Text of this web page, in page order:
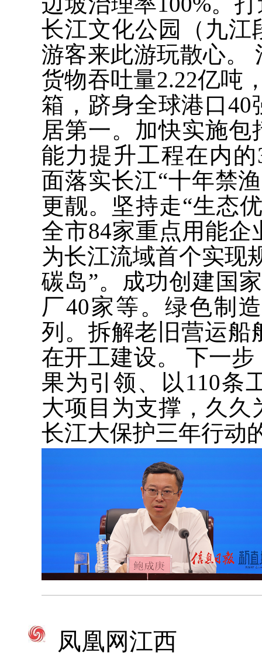
长江文化公园（九江
游客来此游玩散心。
货物吞吐量2.22亿吨
箱，跻身全球港口
居第一。加快实施
能力提升工程在内
面落实长江“十年禁
更靓。坚持走“生态
全市84家重点用能
为长江流域首个实现
碳岛”。成功创建国
厂40家等。绿色制
列。拆解老旧营运船
在开工建设。 下一
果为引领、以110条
大项目为支撑，久久
长江大保护三年行动
凤凰网江西